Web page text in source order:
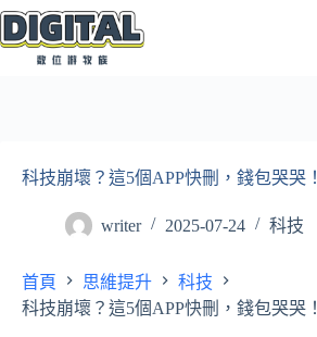
跳
至
科技崩壞？這5個APP快刪，錢包哭哭！
writer 2025-07-24 科技
首頁 思維提升
科技
科技崩壞？這5個APP快刪，錢包哭哭！